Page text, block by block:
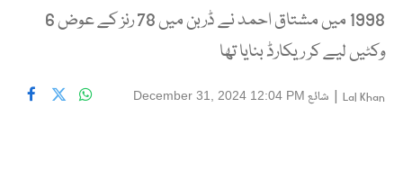
1998 میں مشتاق احمد نے ڈربن میں 78 رنز کے عوض 6
وکٹیں لیے کر ریکارڈ بنایا تھا
Lal Khan
| شائع December 31, 2024 12:04 PM